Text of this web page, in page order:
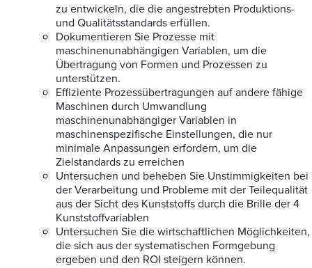
zu entwickeln, die die angestrebten Produktions-
und Qualitätsstandards erfüllen.
Dokumentieren Sie Prozesse mit
maschinenunabhängigen Variablen, um die
Übertragung von Formen und Prozessen zu
unterstützen.
Effiziente Prozessübertragungen auf andere fähige
Maschinen durch Umwandlung
maschinenunabhängiger Variablen in
maschinenspezifische Einstellungen, die nur
minimale Anpassungen erfordern, um die
Zielstandards zu erreichen
Untersuchen und beheben Sie Unstimmigkeiten bei
der Verarbeitung und Probleme mit der Teilequalität
aus der Sicht des Kunststoffs durch die Brille der 4
Kunststoffvariablen
Untersuchen Sie die wirtschaftlichen Möglichkeiten,
die sich aus der systematischen Formgebung
ergeben und den ROI steigern können.